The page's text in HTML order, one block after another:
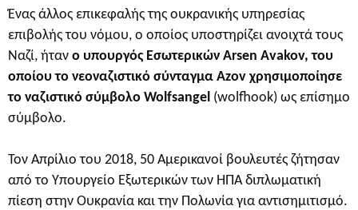
Ένας άλλος επικεφαλής της ουκρανικής υπηρεσίας
επιβολής του νόμου, ο οποίος υποστηρίζει ανοιχτά τους
Ναζί, ήταν ο υπουργός Εσωτερικών Arsen Avakov, του
οποίου το νεοναζιστικό σύνταγμα Azov χρησιμοποίησε
το ναζιστικό σύμβολο Wolfsangel (wolfhook) ως επίσημο
σύμβολο.
Τον Απρίλιο του 2018, 50 Αμερικανοί βουλευτές ζήτησαν
από το Υπουργείο Εξωτερικών των ΗΠΑ διπλωματική
πίεση στην Ουκρανία και την Πολωνία για αντισημιτισμό.